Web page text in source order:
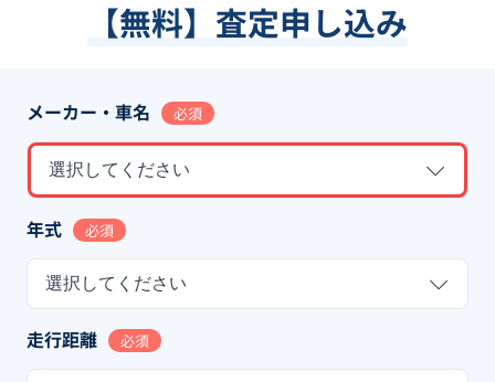
【無料】査定申し込み
メーカー・車名 必須
選択してください
年式 必須
選択してください
走行距離 必須